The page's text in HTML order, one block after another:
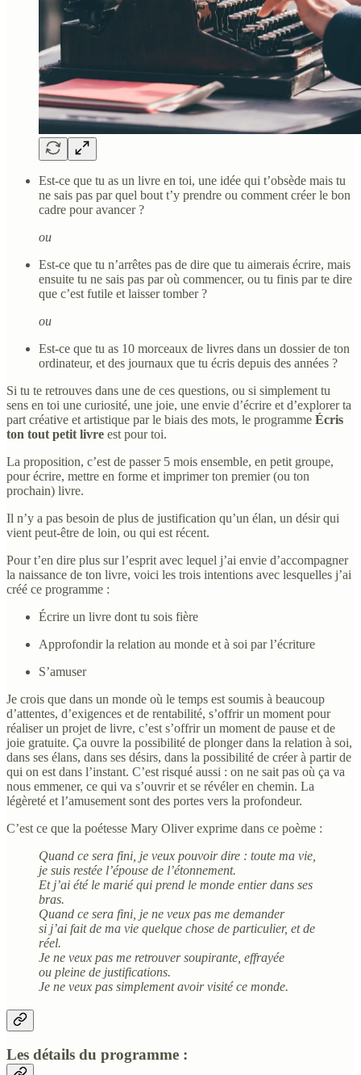
Est-ce que tu as un livre en toi, une idée qui t’obsède mais tu
ne sais pas par quel bout t’y prendre ou comment créer le bon
cadre pour avancer ?
ou
Est-ce que tu n’arrêtes pas de dire que tu aimerais écrire, mais
ensuite tu ne sais pas par où commencer, ou tu finis par te dire
que c’est futile et laisser tomber ?
ou
Est-ce que tu as 10 morceaux de livres dans un dossier de ton
ordinateur, et des journaux que tu écris depuis des années ?
Si tu te retrouves dans une de ces questions, ou si simplement tu
sens en toi une curiosité, une joie, une envie d’écrire et d’explorer ta
part créative et artistique par le biais des mots, le programme Écris
ton tout petit livre est pour toi.
La proposition, c’est de passer 5 mois ensemble, en petit groupe,
pour écrire, mettre en forme et imprimer ton premier (ou ton
prochain) livre.
Il n’y a pas besoin de plus de justification qu’un élan, un désir qui
vient peut-être de loin, ou qui est récent.
Pour t’en dire plus sur l’esprit avec lequel j’ai envie d’accompagner
la naissance de ton livre, voici les trois intentions avec lesquelles j’ai
créé ce programme :
Écrire un livre dont tu sois fière
Approfondir la relation au monde et à soi par l’écriture
S’amuser
Je crois que dans un monde où le temps est soumis à beaucoup
d’attentes, d’exigences et de rentabilité, s’offrir un moment pour
réaliser un projet de livre, c’est s’offrir un moment de pause et de
joie gratuite. Ça ouvre la possibilité de plonger dans la relation à soi,
dans ses élans, dans ses désirs, dans la possibilité de créer à partir de
qui on est dans l’instant. C’est risqué aussi : on ne sait pas où ça va
nous emmener, ce qui va s’ouvrir et se révéler en chemin. La
légèreté et l’amusement sont des portes vers la profondeur.
C’est ce que la poétesse Mary Oliver exprime dans ce poème :
Quand ce sera fini, je veux pouvoir dire : toute ma vie,
je suis restée l’épouse de l’étonnement.
Et j’ai été le marié qui prend le monde entier dans ses
bras.
Quand ce sera fini, je ne veux pas me demander
si j’ai fait de ma vie quelque chose de particulier, et de
réel.
Je ne veux pas me retrouver soupirante, effrayée
ou pleine de justifications.
Je ne veux pas simplement avoir visité ce monde.
Les détails du programme :